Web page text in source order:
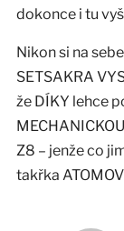
dokonce i tu
Nikon si na
SETSAKRA
že DÍKY lehce
Z8 – jenže co
takřka